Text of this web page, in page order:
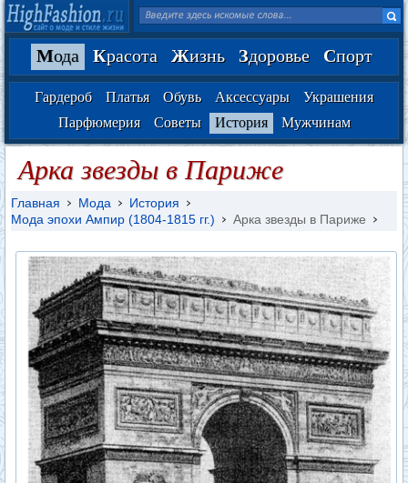
Мода Красота Жизнь Здоровье Спорт
Гардероб Платья Обувь Аксессуары
Украшения
Парфюмерия
Советы История Мужчинам
Арка звезды в Париже
Главная Мода
История
Мода эпохи Ампир (1804-1815 гг.)
Арка звезды в Париже